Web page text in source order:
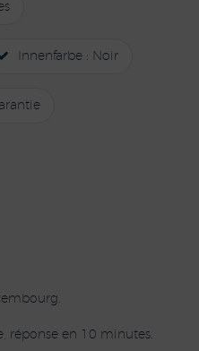
Innenfarbe : Noir
réponse en 10 minutes.